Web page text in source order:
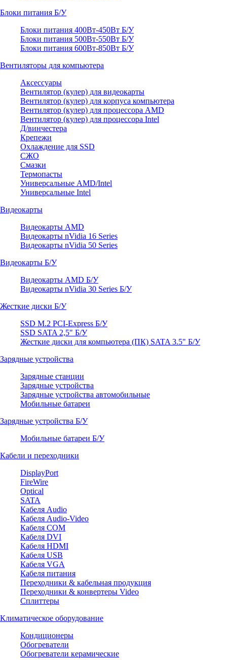
Блоки питания Б/У
Блоки питания 400Вт-450Вт Б/У
Блоки питания 500Вт-550Вт Б/У
Блоки питания 600Вт-850Вт Б/У
Вентиляторы для компьютера
Аксессуары
Вентилятор (кулер) для видеокарты
Вентилятор (кулер) для корпуса компьютера
Вентилятор (кулер) для процессора AMD
Вентилятор (кулер) для процессора Intel
Д/винчестера
Крепежи
Охлаждение для SSD
СЖО
Смазки
Термопасты
Универсальные AMD/Intel
Универсальные Intel
Видеокарты
Видеокарты AMD
Видеокарты nVidia 16 Series
Видеокарты nVidia 50 Series
Видеокарты Б/У
Видеокарты AMD Б/У
Видеокарты nVidia 30 Series Б/У
Жесткие диски Б/У
SSD M.2 PCI-Express Б/У
SSD SATA 2,5" Б/У
Жесткие диски для компьютера (ПК) SATA 3.5" Б/У
Зарядные устройства
Зарядные станции
Зарядные устройства
Зарядные устройства автомобильные
Мобильные батареи
Зарядные устройства Б/У
Мобильные батареи Б/У
Кабели и переходники
DisplayPort
FireWire
Optical
SATA
Кабеля Audio
Кабеля Audio-Video
Кабеля COM
Кабеля DVI
Кабеля HDMI
Кабеля USB
Кабеля VGA
Кабеля питания
Переходники & кабельная продукция
Переходники & конвертеры Video
Сплиттеры
Климатическое оборудование
Кондиционеры
Обогреватели
Обогреватели керамические